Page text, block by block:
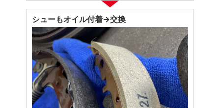
シューもオイル付着→交換